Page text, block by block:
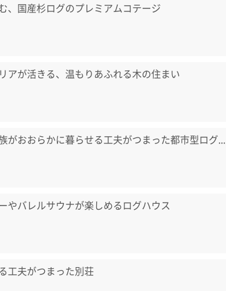
、国産杉ログのプレミアムコテージ
アが活きる、温もりあふれる木の住まい
がおおらかに暮らせる工夫がつまった都市型ログ...
やバレルサウナが楽しめるログハウス
工夫がつまった別荘